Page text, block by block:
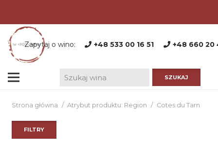
Zapytaj o wino: +48 533 00 16 51 +48 660 20
Strona główna / Atrybut produktu: Region / Cotes du Tarn
FILTRY